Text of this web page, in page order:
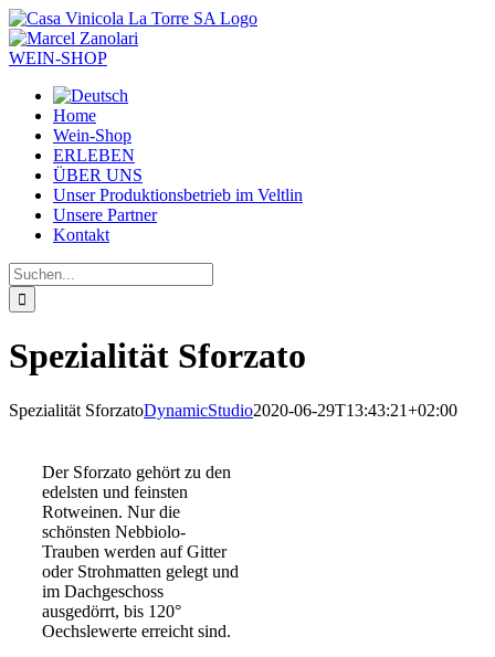
Zum
Inhalt
springen
WEIN-SHOP
Home
Wein-Shop
ERLEBEN
ÜBER UNS
Unser Produktionsbetrieb im Veltlin
Unsere Partner
Kontakt
Suche
nach:
Spezialität Sforzato
Spezialität SforzatoDynamicStudio2020-06-29T13:43:21+02:00
Der Sforzato gehört zu den
edelsten und feinsten
Rotweinen. Nur die
schönsten Nebbiolo-
Trauben werden auf Gitter
oder Strohmatten gelegt und
im Dachgeschoss
ausgedörrt, bis 120°
Oechslewerte erreicht sind.